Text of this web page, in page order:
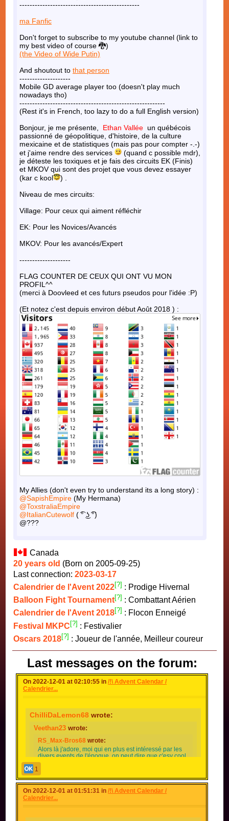
-----------------------------------------------
ma Fanfic
Don't forget to subscribe to my youtube channel (link to
my best video of course 🐉)
(the Video of Wide Putin)
And shoutout to that person
--------------------
Mobile GD average player too (doesn't play much
nowadays tho)
---------------------------------------------------------
(Rest it's in French, too lazy to do a full English version)
Bonjour, je me présente,
Ethan Vallée un québécois
passionné de géopolitique, d'histoire, de la culture
mexicaine et de statistiques (mais pas pour compter -.-)
et j'aime rendre des services
(quand c possible mdr),
je déteste les toxiques et je fais des circuits EK (Finis)
et MKOV qui sont des projet que vous devez essayer
(kar c kool
) .
Niveau de mes circuits:
Village: Pour ceux qui aiment réfléchir
EK: Pour les Novices/Avancés
MKOV: Pour les avancés/Expert
--------------------
FLAG COUNTER DE CEUX QUI ONT VU MON
PROFIL^^
(merci à Doovleed et ces futurs pseudos pour l'idée :P)
(Et notez c'est depuis environ début Août 2018 ) :
My Allies (don't even try to understand its a long story) :
@SapishEmpire (My Hermana)
@ToxstraliaEmpire
@ItalianCutewolf ( ͡° ͜ʖ ͡°)
@???
Canada
20 years old (Born on 2005-09-25)
Last connection: 2023-03-17
Calendrier de l'Avent 2022[?] : Prodige Hivernal
Balloon Fight Tournament[?] : Combattant Aérien
Calendrier de l'Avent 2018[?] : Flocon Enneigé
Festival MKPC[?] : Festivalier
Oscars 2018[?] : Joueur de l'année, Meilleur coureur
Last messages on the forum:
On 2022-12-01 at 02:10:55 in/!\ Advent Calendar /
Calendrier...
ChilliDaLemon68 wrote:
Veethan23 wrote:
RS_Max-Bros68 wrote:
Alors là j'adore, moi qui en plus est intéressé par les
divers events de l'époque, on peut dire que c'esy cool,
dommage si vous n'avez pas la ref
Oh mon dieu le "top trop cool" x)
Spoiler [
1
On 2022-12-01 at 01:51:31 in/!\ Advent Calendar /
Calendrier...